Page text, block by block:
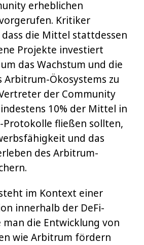
erheblichen
Kritiker
die Mittel stattdessen
Projekte investiert
das Wachstum und die
Arbitrum-Ökosystems zu
der Community
10% der Mittel in
fließen sollten,
und das
des Arbitrum-
im Kontext einer
innerhalb der DeFi-
man die Entwicklung von
wie Arbitrum fördern